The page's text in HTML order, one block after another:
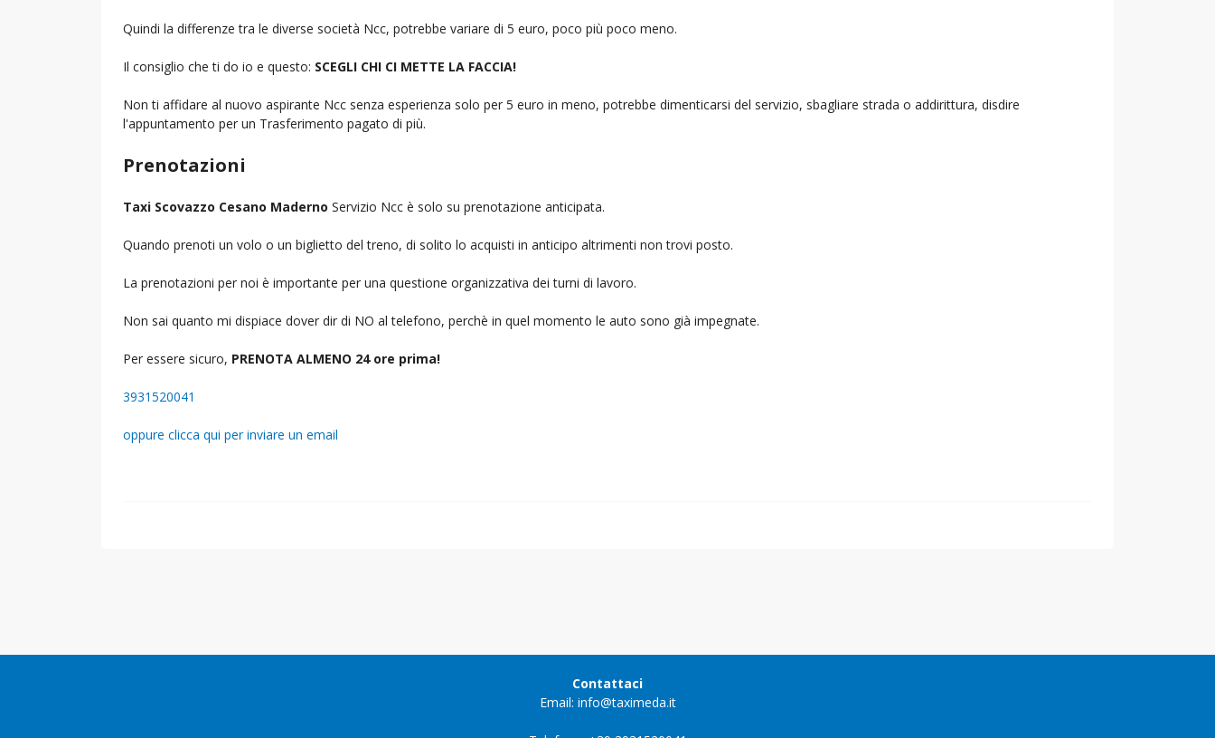
Quindi la differenze tra le diverse società Ncc, potrebbe variare di 5 euro, poco più poco meno.
Il consiglio che ti do io e questo: SCEGLI CHI CI METTE LA FACCIA!
Non ti affidare al nuovo aspirante Ncc senza esperienza solo per 5 euro in meno, potrebbe dimenticarsi del servizio, sbagliare strada o addirittura, disdire
l'appuntamento per un Trasferimento pagato di più.
Prenotazioni
Taxi Scovazzo Cesano Maderno Servizio Ncc è solo su prenotazione anticipata.
Quando prenoti un volo o un biglietto del treno, di solito lo acquisti in anticipo altrimenti non trovi posto.
La prenotazioni per noi è importante per una questione organizzativa dei turni di lavoro.
Non sai quanto mi dispiace dover dir di NO al telefono, perchè in quel momento le auto sono già impegnate.
Per essere sicuro, PRENOTA ALMENO 24 ore prima!
3931520041
oppure clicca qui per inviare un email
Contattaci
Email: info@taximeda.it